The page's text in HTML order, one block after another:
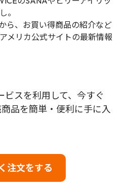
。
ら、お買い得商品の紹介など
メリカ公式サイトの最新情報
ビスを利用して、今すぐ
品を簡単・便利に手に入
注文をする